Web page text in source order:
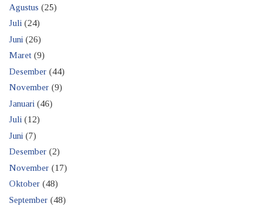
Agustus (25)
Juli (24)
Juni (26)
Maret (9)
Desember (44)
November (9)
Januari (46)
Juli (12)
Juni (7)
Desember (2)
November (17)
Oktober (48)
September (48)